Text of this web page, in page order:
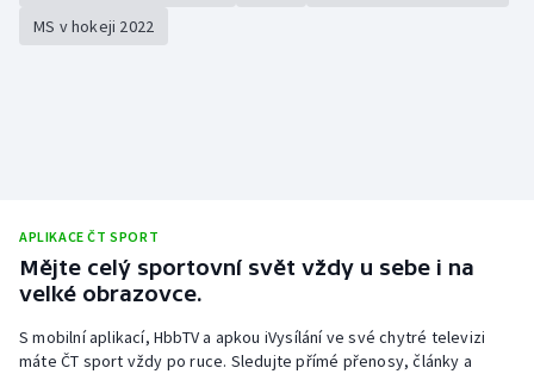
MS v hokeji 2022
APLIKACE ČT SPORT
Mějte celý sportovní svět vždy u sebe i na
velké obrazovce.
S mobilní aplikací, HbbTV a apkou iVysílání ve své chytré televizi
máte ČT sport vždy po ruce. Sledujte přímé přenosy, články a